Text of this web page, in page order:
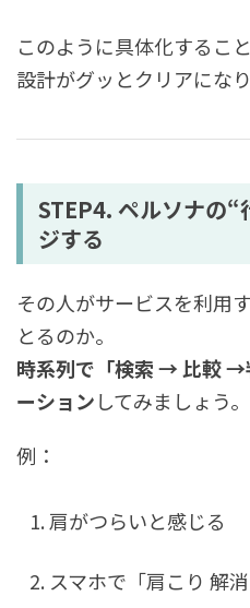
このように具体化するこ
設計がグッとクリアになり
STEP4. ペルソナの
ジする
その人がサービスを利用
とるのか。
時系列で「検索 → 比較
ーションしてみましょう。
例：
肩がつらいと感じる
スマホで「肩こり 解